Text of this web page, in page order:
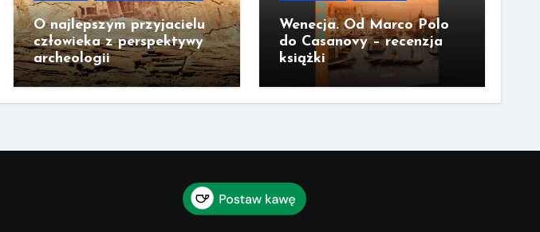
O najlepszym przyjacielu
człowieka z perspektywy
archeologii
Wenecja. Od Marco Polo
do Casanovy – recenzja
książki